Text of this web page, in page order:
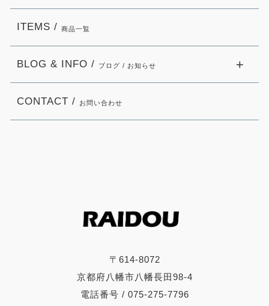
〒614-8072
京都府八幡市八幡長田98-4
電話番号 / 075-275-7796
ITEMS / 商品一覧
BLOG & INFO / ブログ / お知らせ
CONTACT / お問い合わせ